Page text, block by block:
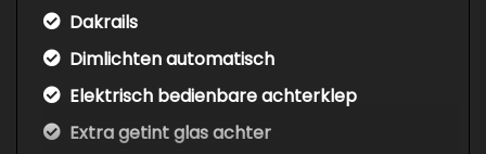
Dakrails
Dimlichten automatisch
Elektrisch bedienbare achterklep
Extra getint glas achter